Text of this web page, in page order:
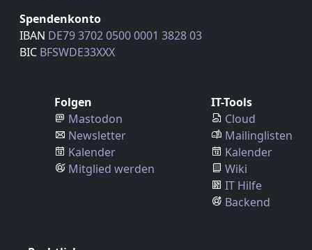
Spendenkonto
IBAN DE79 3702 0500 0001 3828 03
BIC BFSWDE33XXX
Folgen
Mastodon
Newsletter
Kalender
Mitglied werden
IT-Tools
Cloud
Mailinglisten
Kalender
Wiki
IT Hilfe
Backend